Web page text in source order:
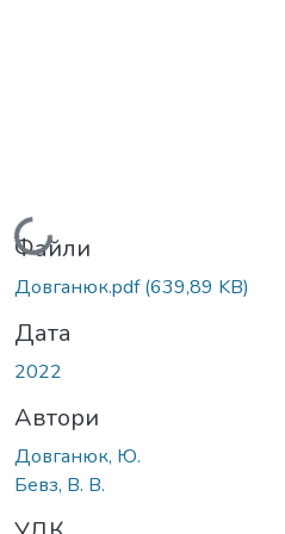
Вантажиться...
Файли
Довганюк.pdf(639,89 KB)
Дата
2022
Автори
Довганюк, Ю.
Бевз, В. В.